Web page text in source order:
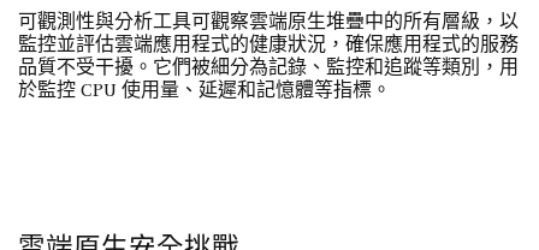
可觀測性與分析工具可觀察雲端原生堆疊中的所有層級，以
監控並評估雲端應用程式的健康狀況，確保應用程式的服務
品質不受干擾。它們被細分為記錄、監控和追蹤等類別，用
於監控 CPU 使用量、延遲和記憶體等指標。